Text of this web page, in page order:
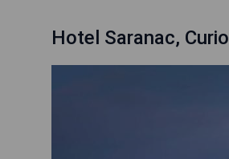
Hotel Saranac,